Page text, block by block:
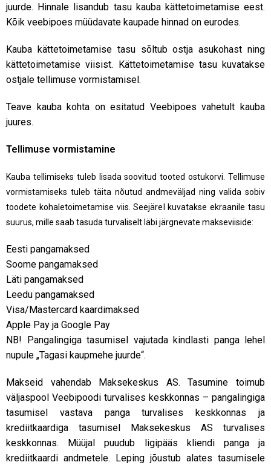
juurde. Hinnale lisandub tasu kauba kättetoimetamise eest.
Kõik veebipoes müüdavate kaupade hinnad on eurodes.
Kauba kättetoimetamise tasu sõltub ostja asukohast ning
kättetoimetamise viisist. Kättetoimetamise tasu kuvatakse
ostjale tellimuse vormistamisel.
Teave kauba kohta on esitatud Veebipoes vahetult kauba
juures.
Tellimuse vormistamine
Kauba tellimiseks tuleb lisada soovitud tooted ostukorvi. Tellimuse
vormistamiseks tuleb täita nõutud andmeväljad ning valida sobiv
toodete kohaletoimetamise viis. Seejärel kuvatakse ekraanile tasu
suurus, mille saab tasuda turvaliselt läbi järgnevate makseviiside:
Eesti pangamaksed
Soome pangamaksed
Läti pangamaksed
Leedu pangamaksed
Visa/Mastercard kaardimaksed
Apple Pay ja Google Pay
NB! Pangalingiga tasumisel vajutada kindlasti panga lehel
nupule „Tagasi kaupmehe juurde“.
Makseid vahendab Maksekeskus AS. Tasumine toimub
väljaspool Veebipoodi turvalises keskkonnas – pangalingiga
tasumisel vastava panga turvalises keskkonnas ja
krediitkaardiga tasumisel Maksekeskus AS turvalises
keskkonnas. Müüjal puudub ligipääs kliendi panga ja
krediitkaardi andmetele. Leping jõustub alates tasumisele